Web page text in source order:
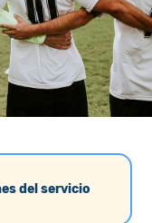
del servicio